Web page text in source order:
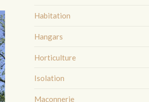
Habitation
Hangars
Horticulture
Isolation
Maçonnerie